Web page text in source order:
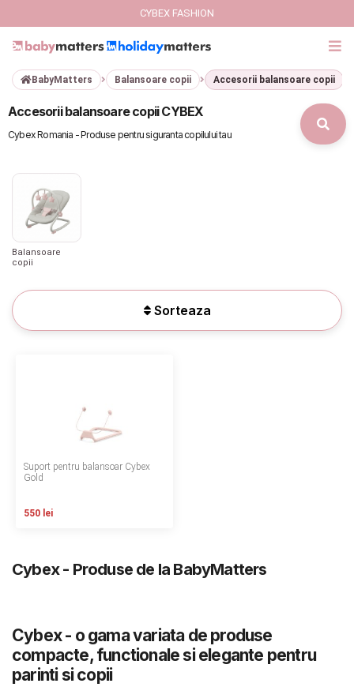
GIFT CARD
Branduri
CARUCIOARE COPII
JUCARII
BALANSOARE COPII
HRANIRE SI DIVERSIFICARE
CASA SI CURATENIE
CYBEX FASHION
BabyMatters Balansoare copii Accesorii balansoare copii
Accesorii balansoare copii CYBEX
Cybex Romania - Produse pentru siguranta copilului tau
Balansoare
copii
Sorteaza
Suport pentru balansoar Cybex
Gold
550 lei
Cybex - Produse de la BabyMatters
Cybex - o gama variata de produse
compacte, functionale si elegante pentru
parinti si copii